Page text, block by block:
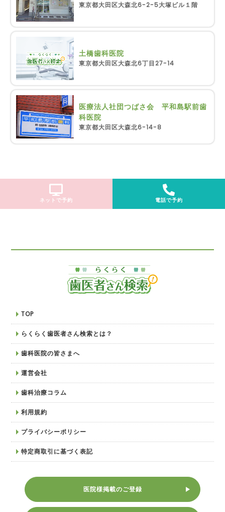
東京都大田区大森北6-2-5大塚ビル１階
土橋歯科医院
東京都大田区大森北6丁目27-14
医療法人社団つばさ会 平和島駅前歯
科医院
東京都大田区大森北6-14-8
ネットで予約 電話で予約
TOP
らくらく歯医者さん検索とは？
歯科医院の皆さまへ
運営会社
歯科治療コラム
利用規約
プライバシーポリシー
特定商取引に基づく表記
医院様掲載のご登録